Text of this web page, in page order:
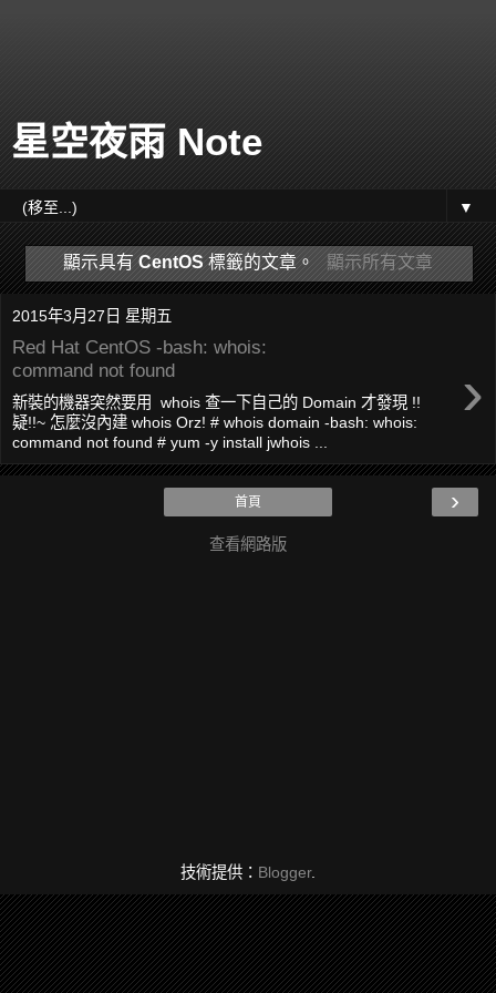
星空夜雨 Note
▼
顯示具有CentOS 標籤的文章。 顯示所有文章
2015年3月27日 星期五
Red Hat CentOS -bash: whois:
command not found
›
新裝的機器突然要用 whois 查一下自己的 Domain 才發現 !!
疑!!~ 怎麼沒內建 whois Orz! # whois domain -bash: whois:
command not found # yum -y install jwhois ...
›
首頁
查看網路版
技術提供： Blogger.